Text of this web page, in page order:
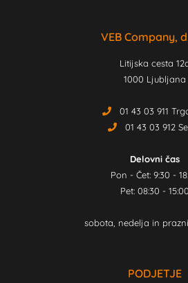
VEB Company,
Litijska cesta
1000 Ljubljana
01 43 03 911
01 43 03 912
Delovni čas
Pon - Čet: 9:30 -
Pet: 08:30 - 15:00
sobota, nedelja in
PODJETJE